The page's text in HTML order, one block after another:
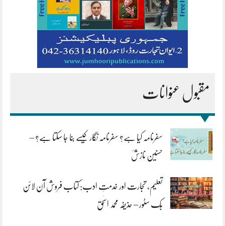
مقبول عنوانات
سفرنامہ کیا ہے؟ سفرنامہ نگار کیسے بنا جا سکتا ہے؟ –
حسنین نازشؔ
تعلیم، تجارت اور خدمتِ ادب: کتاب فروش آن لائن
بُک سٹور – حذیفہ محمد اسحٰق